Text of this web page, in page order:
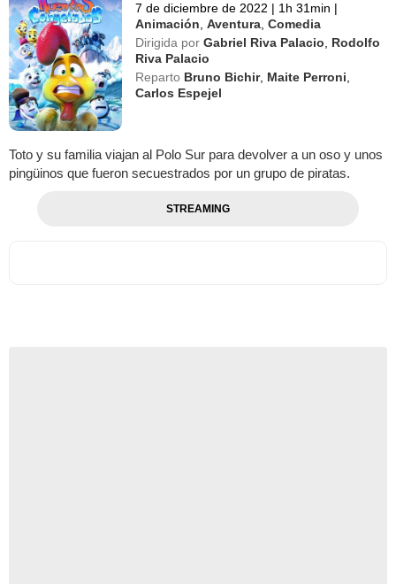
7 de diciembre de 2022 | 1h 31min |
Animación ,Aventura ,Comedia
Dirigida por Gabriel Riva Palacio
Rodolfo
Riva Palacio
Reparto Bruno Bichir, Maite Perroni
Carlos Espejel
Toto y su familia viajan al Polo Sur para devolver a un oso y unos
pingüinos que fueron secuestrados por un grupo de piratas.
STREAMING